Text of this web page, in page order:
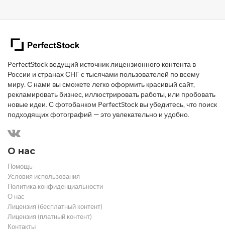
PerfectStock ведущий источник лицензионного контента в
России и странах СНГ с тысячами пользователей по всему
миру. С нами вы сможете легко оформить красивый сайт,
рекламировать бизнес, иллюстрировать работы, или пробовать
новые идеи. С фотобанком PerfectStock вы убедитесь, что поиск
подходящих фотографий — это увлекательно и удобно.
О нас
Помощь
Условия использования
Политика конфиденциальности
О нас
Лицензия (бесплатный контент)
Лицензия (платный контент)
Контакты